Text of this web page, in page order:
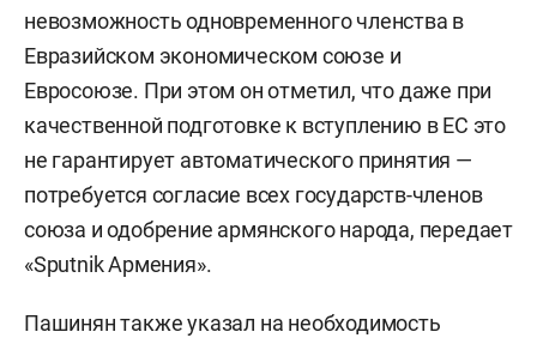
невозможность одновременного членства в
Евразийском экономическом союзе и
Евросоюзе. При этом он отметил, что даже при
качественной подготовке к вступлению в ЕС это
не гарантирует автоматического принятия —
потребуется согласие всех государств-членов
союза и одобрение армянского народа, передает
«Sputnik Армения».
Пашинян также указал на необходимость